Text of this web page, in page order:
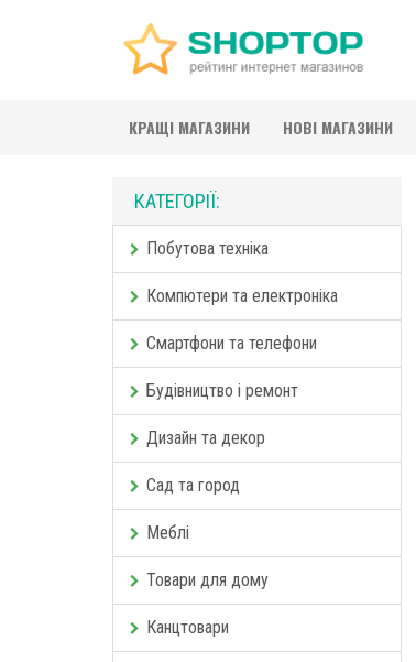
КРАЩІ МАГАЗИНИ НОВІ МАГАЗИНИ
КАТЕГОРІЇ:
Побутова техніка
Компютери та електроніка
Смартфони та телефони
Будівництво і ремонт
Дизайн та декор
Сад та город
Меблі
Товари для дому
Канцтовари